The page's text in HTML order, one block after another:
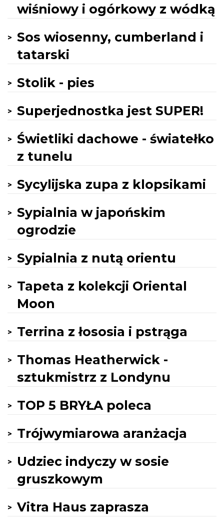
wiśniowy i ogórkowy z wódką
Sos wiosenny, cumberland i
tatarski
Stolik - pies
Superjednostka jest SUPER!
Świetliki dachowe - światełko
z tunelu
Sycylijska zupa z klopsikami
Sypialnia w japońskim
ogrodzie
Sypialnia z nutą orientu
Tapeta z kolekcji Oriental
Moon
Terrina z łososia i pstrąga
Thomas Heatherwick -
sztukmistrz z Londynu
TOP 5 BRYŁA poleca
Trójwymiarowa aranżacja
Udziec indyczy w sosie
gruszkowym
Vitra Haus zaprasza